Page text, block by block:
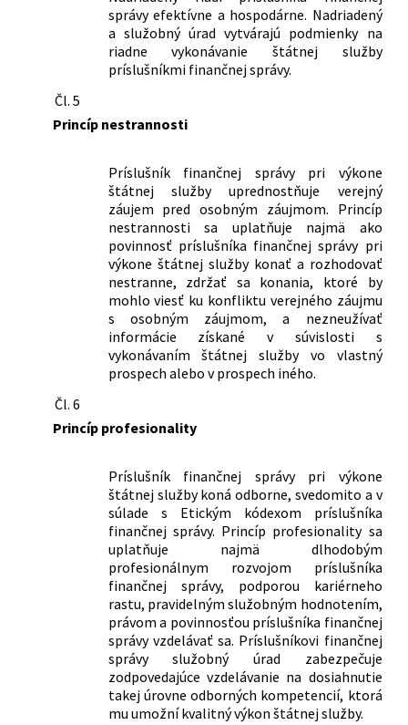
171/1993 Z. z. o Policajnom zbore v
znení neskorších predpisov a ktorým sa
menia a dopĺňajú niektoré zákony
324/2024 Z. z.
Zákon, ktorým sa mení zákon č.
menia a dopĺňajú niektoré zákony
č. 297/2008 Z. z. o ochrane pred
legalizáciou príjmov z trestnej činnosti
a o ochrane pred financovaním
terorizmu a o zmene a doplnení
niektorých zákonov v znení neskorších
predpisov a ktorým sa menia a
dopĺňajú niektoré zákony
150/2025 Z. z.
Zákon o niektorých opatreniach na
zvýšenie odolnosti Slovenskej
republiky v oblasti obrany a
bezpečnosti, o brannej povinnosti a o
154/2025 Z. z.
č. 55/2017 Z. z. o štátnej službe a o
v znení neskorších predpisov a ktorým
sa menia a dopĺňajú niektoré zákony
292/2025 Z. z.
Zákon, ktorým sa mení a dopĺňa zákon
Slovenskej národnej rady č. 71/1992 Zb.
o súdnych poplatkoch a poplatku za
výpis z registra trestov v znení
neskorších predpisov a ktorým sa
menia a dopĺňajú niektoré zákony
123/2026 Z. z.
Zákon, ktorým sa mení a dopĺňa zákon
č. 328/2002 Z. z. o sociálnom
zabezpečení policajtov a vojakov a o
zmene a doplnení niektorých zákonov
v znení neskorších predpisov a ktorým
správy efektívne a hospodárne. Nadriadený
a služobný úrad vytvárajú podmienky na
riadne vykonávanie štátnej služby
príslušníkmi finančnej správy.
Čl. 5
Princíp nestrannosti
Príslušník finančnej správy pri výkone
štátnej služby uprednostňuje verejný
záujem pred osobným záujmom. Princíp
nestrannosti sa uplatňuje najmä ako
povinnosť príslušníka finančnej správy pri
výkone štátnej služby konať a rozhodovať
nestranne, zdržať sa konania, ktoré by
mohlo viesť ku konfliktu verejného záujmu
s osobným záujmom, a nezneužívať
informácie získané v súvislosti s
vykonávaním štátnej služby vo vlastný
prospech alebo v prospech iného.
Čl. 6
Princíp profesionality
Príslušník finančnej správy pri výkone
štátnej služby koná odborne, svedomito a v
súlade s Etickým kódexom príslušníka
finančnej správy. Princíp profesionality sa
uplatňuje najmä dlhodobým
profesionálnym rozvojom príslušníka
finančnej správy, podporou kariérneho
rastu, pravidelným služobným hodnotením,
právom a povinnosťou príslušníka finančnej
správy vzdelávať sa. Príslušníkovi finančnej
správy služobný úrad zabezpečuje
zodpovedajúce vzdelávanie na dosiahnutie
takej úrovne odborných kompetencií, ktorá
mu umožní kvalitný výkon štátnej služby.